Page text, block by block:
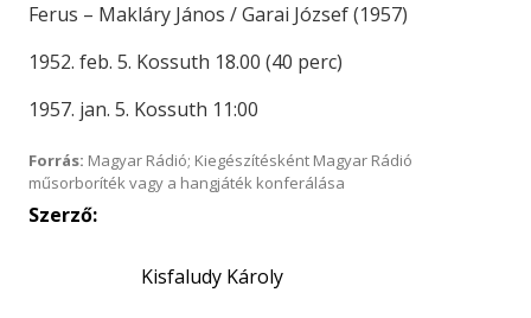
Ferus – Makláry János / Garai József (1957)
1952. feb. 5. Kossuth 18.00 (40 perc)
1957. jan. 5. Kossuth 11:00
Forrás: Magyar Rádió; Kiegészítésként Magyar Rádió
műsorboríték vagy a hangjáték konferálása
Szerző:
Kisfaludy Károly